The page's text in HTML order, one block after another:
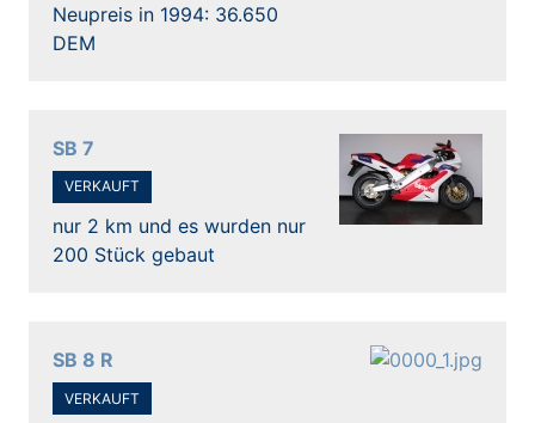
Neupreis in 1994: 36.650
DEM
SB 7
VERKAUFT
nur 2 km und es wurden nur
200 Stück gebaut
SB 8 R
VERKAUFT